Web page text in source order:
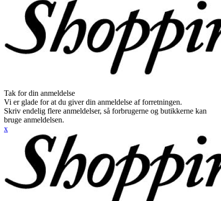
Tak for din anmeldelse
Vi er glade for at du giver din anmeldelse af forretningen.
Skriv endelig flere anmeldelser, så forbrugerne og butikkerne kan
bruge anmeldelsen.
x